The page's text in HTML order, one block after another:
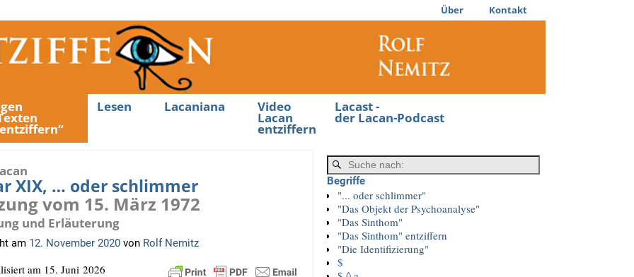
Über Kontakt
Lesen Lacaniana Video
Lacan
entziffern
Lacast -
der Lacan-Podcast
XIX, … oder schlimmer
vom 15. März 1972
und Erläuterung
am 12. November 2020 von Rolf Nemitz
am 15. Juni 2026
Begriffe
"... oder schlimmer"
"Das Objekt der Psychoanalyse"
"Das Sinthom"
"Das Sinthom" entziffern
"Die Identifizierung"
$